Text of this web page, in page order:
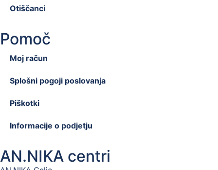
Otiščanci
Pomoč
Moj račun
Splošni pogoji poslovanja
Piškotki
Informacije o podjetju
AN.NIKA centri